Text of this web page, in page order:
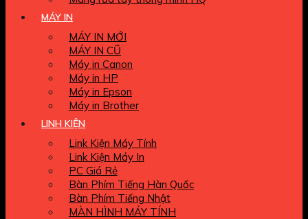
MÁY IN
MÁY IN MỚI
MÁY IN CŨ
Máy in Canon
Máy in HP
Máy in Epson
Máy in Brother
LINH KIỆN
Link Kiện Máy Tính
Link Kiện Máy In
PC Giá Rẻ
Bàn Phím Tiếng Hàn Quốc
Bàn Phím Tiếng Nhật
MÀN HÌNH MÁY TÍNH